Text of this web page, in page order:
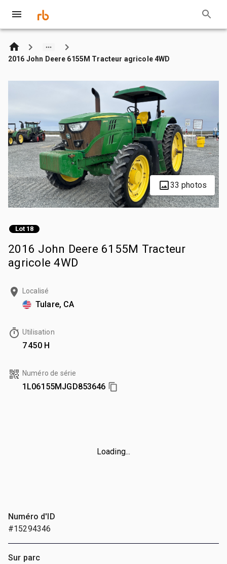
2016 John Deere 6155M Tracteur agricole 4WD
33 photos
Lot 18
2016 John Deere 6155M Tracteur
agricole 4WD
Localisé
Tulare, CA
Utilisation
7 450 H
Numéro de série
1L06155MJGD853646
Loading...
Numéro d'ID
#15294346
Sur parc